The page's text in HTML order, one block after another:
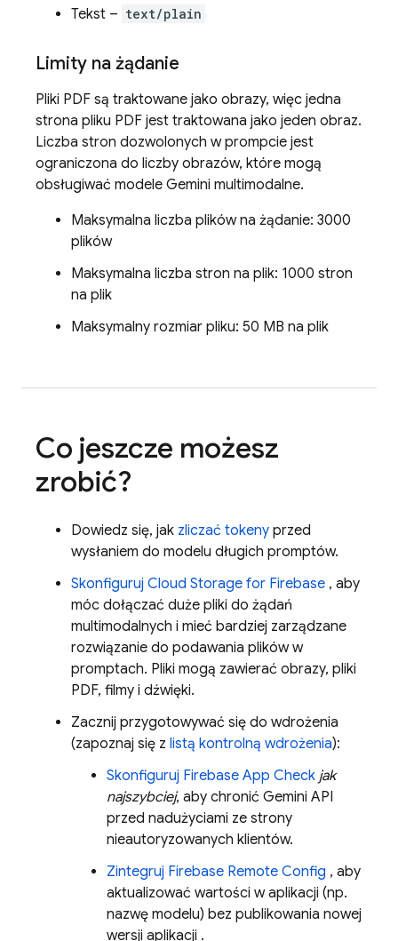
Tekst – text/plain
Limity na żądanie
Pliki PDF są traktowane jako obrazy, więc jedna
strona pliku PDF jest traktowana jako jeden obraz.
Liczba stron dozwolonych w prompcie jest
ograniczona do liczby obrazów, które mogą
obsługiwać modele Gemini multimodalne.
Maksymalna liczba plików na żądanie: 3000
plików
Maksymalna liczba stron na plik: 1000 stron
na plik
Maksymalny rozmiar pliku: 50 MB na plik
Co jeszcze możesz
zrobić?
Dowiedz się, jak zliczać tokeny przed
wysłaniem do modelu długich promptów.
Skonfiguruj Cloud Storage for Firebase , aby
móc dołączać duże pliki do żądań
multimodalnych i mieć bardziej zarządzane
rozwiązanie do podawania plików w
promptach. Pliki mogą zawierać obrazy, pliki
PDF, filmy i dźwięki.
Zacznij przygotowywać się do wdrożenia
(zapoznaj się z listą kontrolną wdrożenia):
Skonfiguruj Firebase App Check jak
najszybciej, aby chronić Gemini API
przed nadużyciami ze strony
nieautoryzowanych klientów.
Zintegruj Firebase Remote Config , aby
aktualizować wartości w aplikacji (np.
nazwę modelu) bez publikowania nowej
wersji aplikacji .